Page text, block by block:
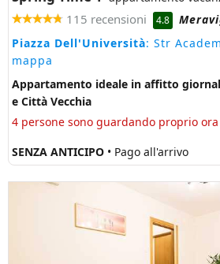
115 recensioni 4.8
Piazza Dell'Università: Str
mappa
Appartamento ideale in affitto
e Città Vecchia
4 persone sono guardando proprio ora
SENZA ANTICIPO • Pago all'arrivo